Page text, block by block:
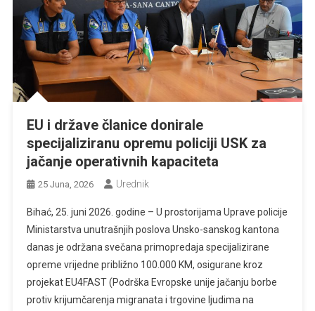
EU i države članice donirale
specijaliziranu opremu policiji USK za
jačanje operativnih kapaciteta
25 Juna, 2026 Urednik
Bihać, 25. juni 2026. godine – U prostorijama Uprave policije
Ministarstva unutrašnjih poslova Unsko-sanskog kantona
danas je održana svečana primopredaja specijalizirane
opreme vrijedne približno 100.000 KM, osigurane kroz
projekat EU4FAST (Podrška Evropske unije jačanju borbe
protiv krijumčarenja migranata i trgovine ljudima na